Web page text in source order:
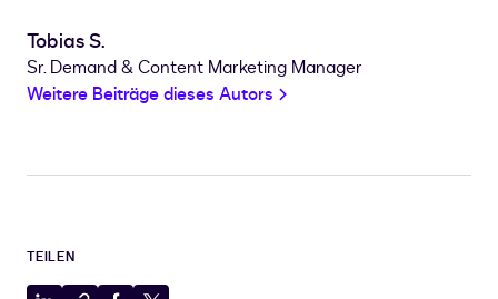
Tobias S.
Sr. Demand & Content Marketing Manager
Weitere Beiträge dieses Autors
TEILEN